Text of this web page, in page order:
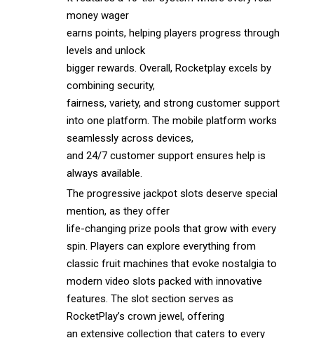
money wager
earns points, helping players progress through
levels and unlock
bigger rewards. Overall, Rocketplay excels by
combining security,
fairness, variety, and strong customer support
into one platform. The mobile platform works
seamlessly across devices,
and 24/7 customer support ensures help is
always available.
The progressive jackpot slots deserve special
mention, as they offer
life-changing prize pools that grow with every
spin. Players can explore everything from
classic fruit machines that evoke nostalgia to
modern video slots packed with innovative
features. The slot section serves as
RocketPlay’s crown jewel, offering
an extensive collection that caters to every